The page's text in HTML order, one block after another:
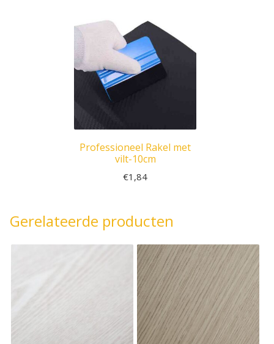
Professioneel Rakel met
vilt-10cm
€1,84
Gerelateerde producten